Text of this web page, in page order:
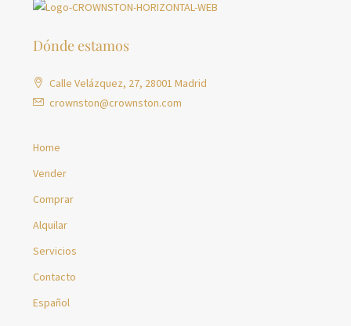
Dónde estamos
Calle Velázquez, 27, 28001 Madrid
crownston@crownston.com
Home
Vender
Comprar
Alquilar
Servicios
Contacto
Español